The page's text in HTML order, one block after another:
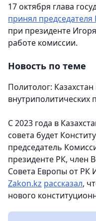
17 октября глава
принял
при президенте
работе комиссии.
Новость по теме
Политолог:
внутриполитических
С 2023 года в
совета будет
председатель
президенте РК, член
Совета Европы от РК
Zakon.kz рассказал,
нового